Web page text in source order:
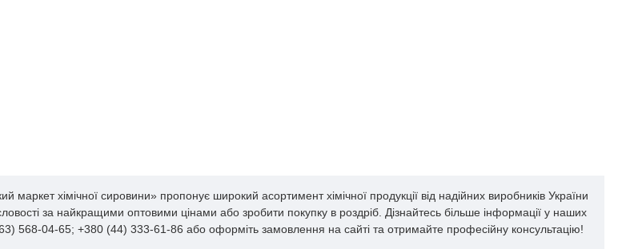
хімічної сировини» пропонує широкий асортимент хімічної продукції від надійних виробників України
за найкращими оптовими цінами або зробити покупку в роздріб. Дізнайтесь більше інформації у наших
04-65; +380 (44) 333-61-86 або оформіть замовлення на сайті та отримайте професійну консультацію!